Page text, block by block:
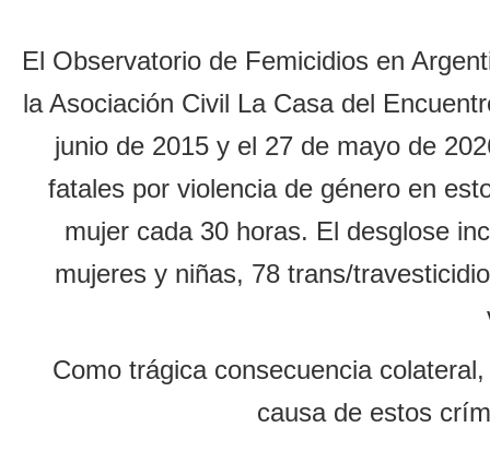
El Observatorio de Femicidios en
la Asociación Civil La Casa del
junio de 2015 y el 27 de mayo de
fatales por violencia de género en
mujer cada 30 horas. El desglose
mujeres y niñas, 78 trans/
Como trágica consecuencia
causa de estos